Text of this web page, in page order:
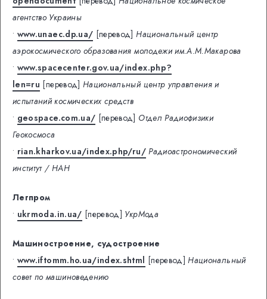
агентство Украины
• www.unaec.dp.ua/ [перевод] Национальный центр
аэрокосмического образования молодежи им.А.М.Макарова
• www.spacecenter.gov.ua/index.php?
len=ru [перевод] Национальный центр управления и
испытаний космических средств
• geospace.com.ua/ [перевод] Отдел Радиофизики
Геокосмоса
• rian.kharkov.ua/index.php/ru/ Радиоастрономический
институт / НАН
Легпром
• ukrmoda.in.ua/ [перевод] УкрМода
Машиностроение, судостроение
• www.iftomm.ho.ua/index.shtml [перевод] Национальный
совет по машиноведению